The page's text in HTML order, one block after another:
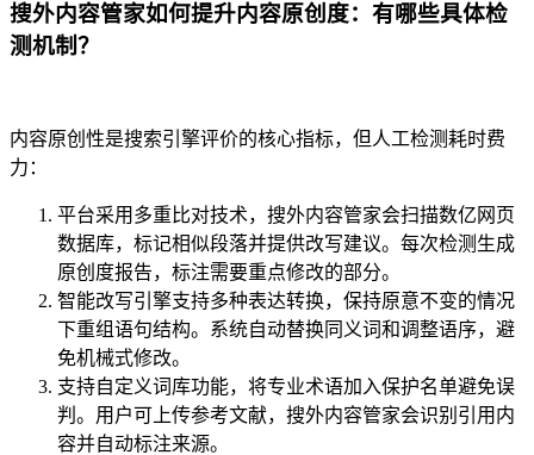
搜外内容管家如何提升内容原创度：有哪些具体检
测机制？
内容原创性是搜索引擎评价的核心指标，但人工检测耗时费
力：
平台采用多重比对技术，搜外内容管家会扫描数亿网页
数据库，标记相似段落并提供改写建议。每次检测生成
原创度报告，标注需要重点修改的部分。
智能改写引擎支持多种表达转换，保持原意不变的情况
下重组语句结构。系统自动替换同义词和调整语序，避
免机械式修改。
支持自定义词库功能，将专业术语加入保护名单避免误
判。用户可上传参考文献，搜外内容管家会识别引用内
容并自动标注来源。